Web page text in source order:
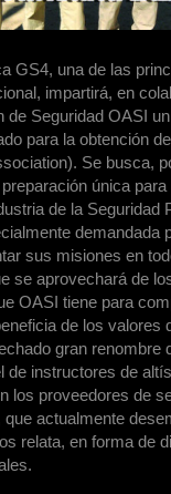
GS4, una de las
impartirá, en
de Seguridad OASI
para la obtención
Se busca,
única
de la Seguridad
demandada
sus misiones en
se aprovechará de
OASI tiene para
de los valores
gran renombre
de instructores de
los proveedores de
actualmente
relata, en forma de